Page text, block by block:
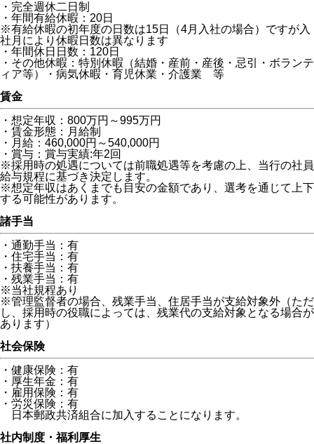
・完全週休二日制
・年間有給休暇：20日
※有給休暇の初年度の日数は15日（4月入社の場合）ですが入
社月により休暇日数は異なります
・年間休日日数：120日
・その他休暇：特別休暇（結婚・産前・産後・忌引・ボランテ
ィア等）・病気休暇・育児休業・介護業 等
賃金
・想定年収：800万円～995万円
・賃金形態：月給制
・月給：460,000円～540,000円
・賞与：賞与実績:年2回
※採用時の処遇については前職処遇等を考慮の上、当行の社員
給与規程に基づき決定します。
※想定年収はあくまでも目安の金額であり、選考を通じて上下
する可能性があります。
諸手当
・通勤手当：有
・住宅手当：有
・扶養手当：有
・残業手当：有
※当社規程あり
※管理監督者の場合、残業手当、住居手当が支給対象外（ただ
し、採用時の役職によっては、残業代の支給対象となる場合が
あります）
社会保険
・健康保険：有
・厚生年金：有
・雇用保険：有
・労災保険：有
日本郵政共済組合に加入することになります。
社内制度・福利厚生